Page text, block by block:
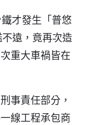
才發生「普悠
遠，竟再次造
重大車禍皆在
事責任部分，
線工程承包商